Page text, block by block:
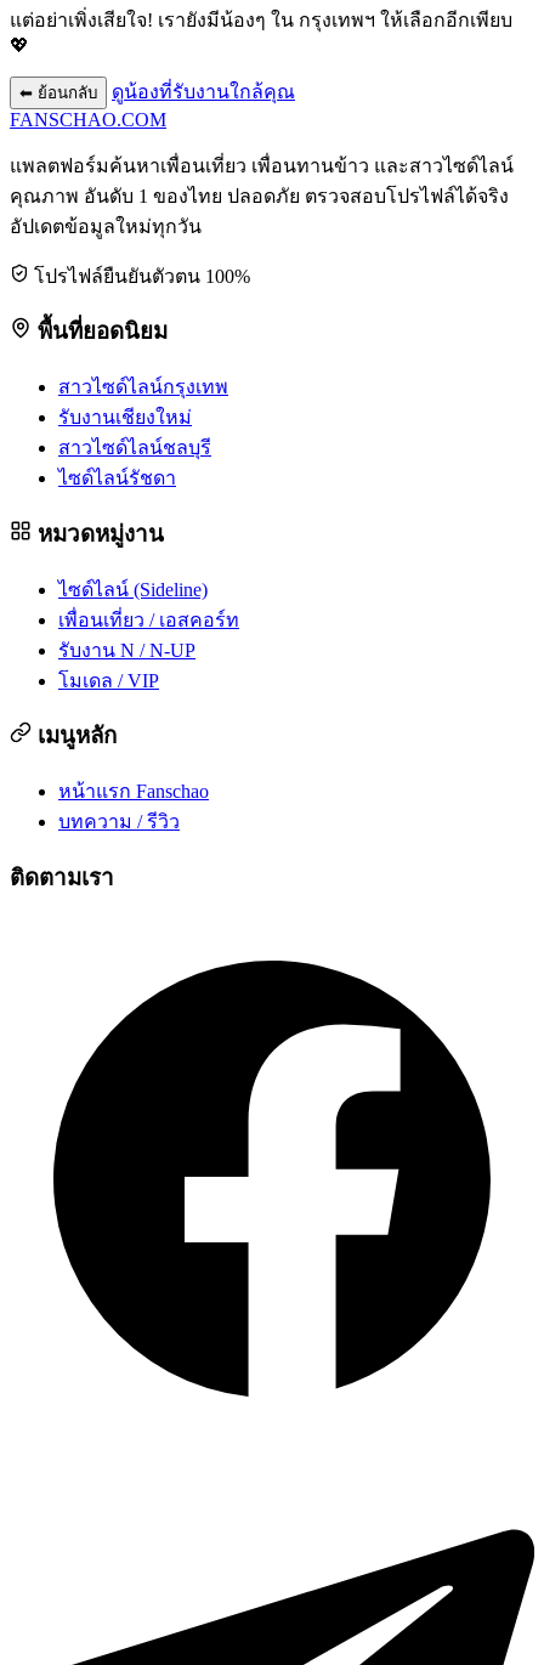
แต่อย่าเพิ่งเสียใจ! เรายังมีน้องๆ ใน กรุงเทพฯ ให้เลือกอีกเพียบ
💖
⬅ ย้อนกลับ
ดูน้องที่รับงานใกล้คุณ
FANSCHAO.COM
แพลตฟอร์มค้นหาเพื่อนเที่ยว เพื่อนทานข้าว และสาวไซด์ไลน์
คุณภาพ อันดับ 1 ของไทย ปลอดภัย ตรวจสอบโปรไฟล์ได้จริง
อัปเดตข้อมูลใหม่ทุกวัน
โปรไฟล์ยืนยันตัวตน 100%
พื้นที่ยอดนิยม
สาวไซด์ไลน์กรุงเทพ
รับงานเชียงใหม่
สาวไซด์ไลน์ชลบุรี
ไซด์ไลน์รัชดา
หมวดหมู่งาน
ไซด์ไลน์ (Sideline)
เพื่อนเที่ยว / เอสคอร์ท
รับงาน N / N-UP
โมเดล / VIP
เมนูหลัก
หน้าแรก Fanschao
บทความ / รีวิว
ติดตามเรา